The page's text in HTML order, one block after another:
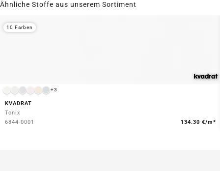
Ähnliche Stoffe aus unserem Sortiment
+3
KVADRAT
Tonix
6844-0001
134.30 €/m*
10 Farben